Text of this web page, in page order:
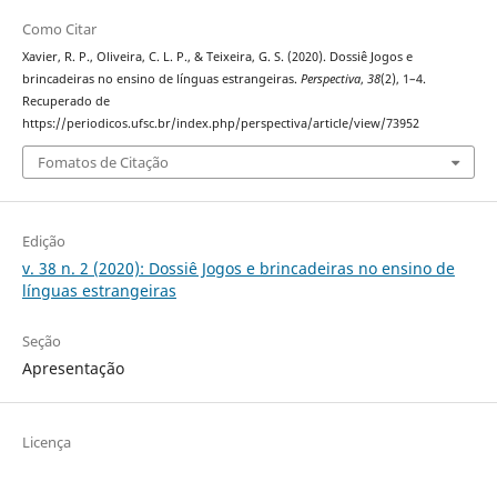
Como Citar
Xavier, R. P., Oliveira, C. L. P., & Teixeira, G. S. (2020). Dossiê Jogos e
brincadeiras no ensino de línguas estrangeiras. Perspectiva, 38(2), 1–4.
Recuperado de
https://periodicos.ufsc.br/index.php/perspectiva/article/view/73952
Fomatos de Citação
Edição
v. 38 n. 2 (2020): Dossiê Jogos e brincadeiras no ensino de
línguas estrangeiras
Seção
Apresentação
Licença